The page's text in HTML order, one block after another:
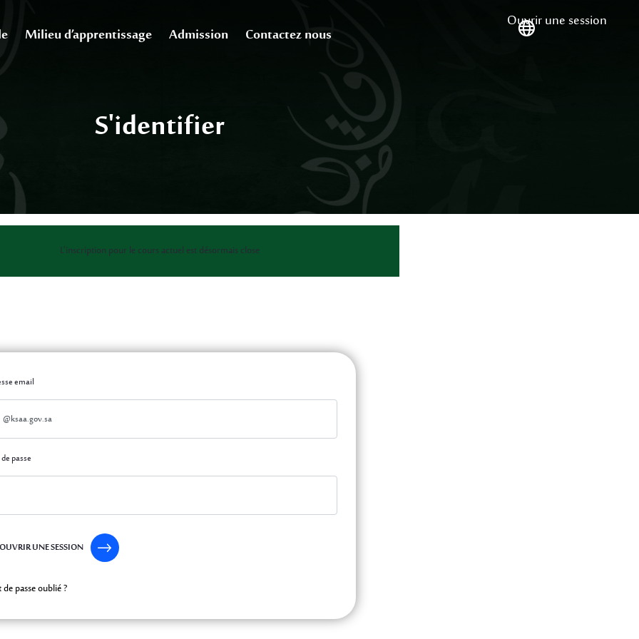
Ouvrir une session
Milieu d’apprentissage Admission Contactez nous
S'identifier
L'inscription pour le cours actuel est désormais close
email
passe
OUVRIR UNE SESSION
passe oublié ?